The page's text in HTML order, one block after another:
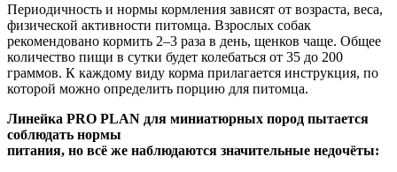
Периодичность и нормы кормления зависят от возраста, веса,
физической активности питомца. Взрослых собак
рекомендовано кормить 2–3 раза в день, щенков чаще. Общее
количество пищи в сутки будет колебаться от 35 до 200
граммов. К каждому виду корма прилагается инструкция, по
которой можно определить порцию для питомца.
Линейка PRO PLAN для миниатюрных пород пытается
соблюдать нормы
питания, но всё же наблюдаются значительные недочёты: